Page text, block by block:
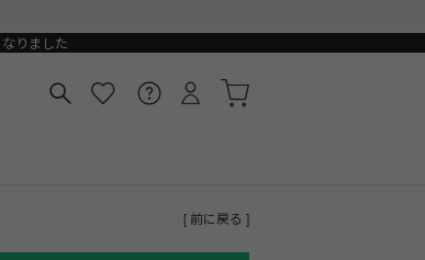
りました
[ 前に戻る ]